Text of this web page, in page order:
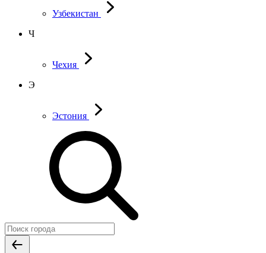
Узбекистан
Ч
Чехия
Э
Эстония